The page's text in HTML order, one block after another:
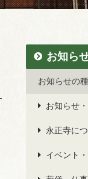
お知ら
お知らせの
お知らせ
永正寺に
イベント